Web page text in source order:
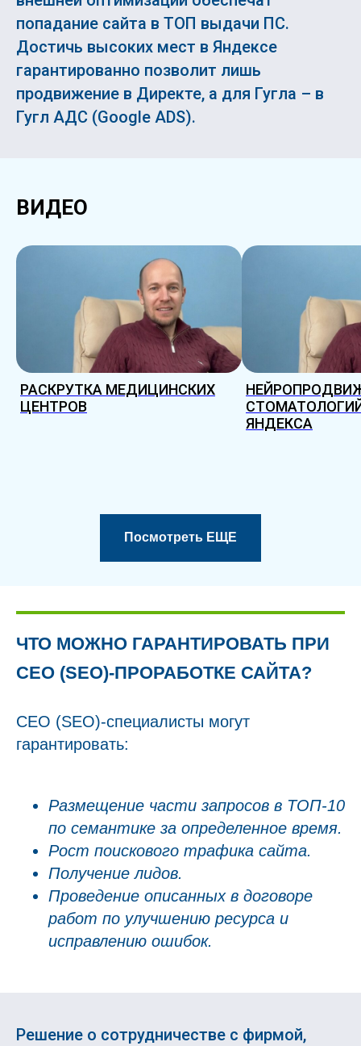
попадание сайта в ТОП выдачи ПС.
Достичь высоких мест в Яндексе
гарантированно позволит лишь
продвижение в Директе, а для Гугла – в
Гугл АДС (Google ADS).
ВИДЕО
РАСКРУТКА МЕДИЦИНСКИХ
ЦЕНТРОВ
ЯНДЕКСА
Посмотреть ЕЩЕ
ЧТО МОЖНО ГАРАНТИРОВАТЬ ПРИ
СЕО (SEO)-ПРОРАБОТКЕ САЙТА?
СЕО (SEO)-специалисты могут
гарантировать:
Размещение части запросов в ТОП-10
по семантике за определенное время.
Рост поискового трафика сайта.
Получение лидов.
Проведение описанных в договоре
работ по улучшению ресурса и
исправлению ошибок.
Решение о сотрудничестве с фирмой,